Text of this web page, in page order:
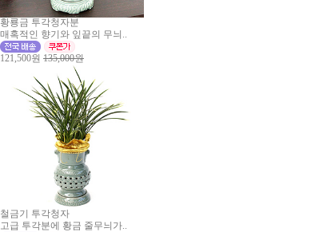
황룡금 투각청자분
매혹적인 향기와 잎끝의 무늬..
121,500원 135,000원
철금기 투각청자
고급 투각분에 황금 줄무늬가..